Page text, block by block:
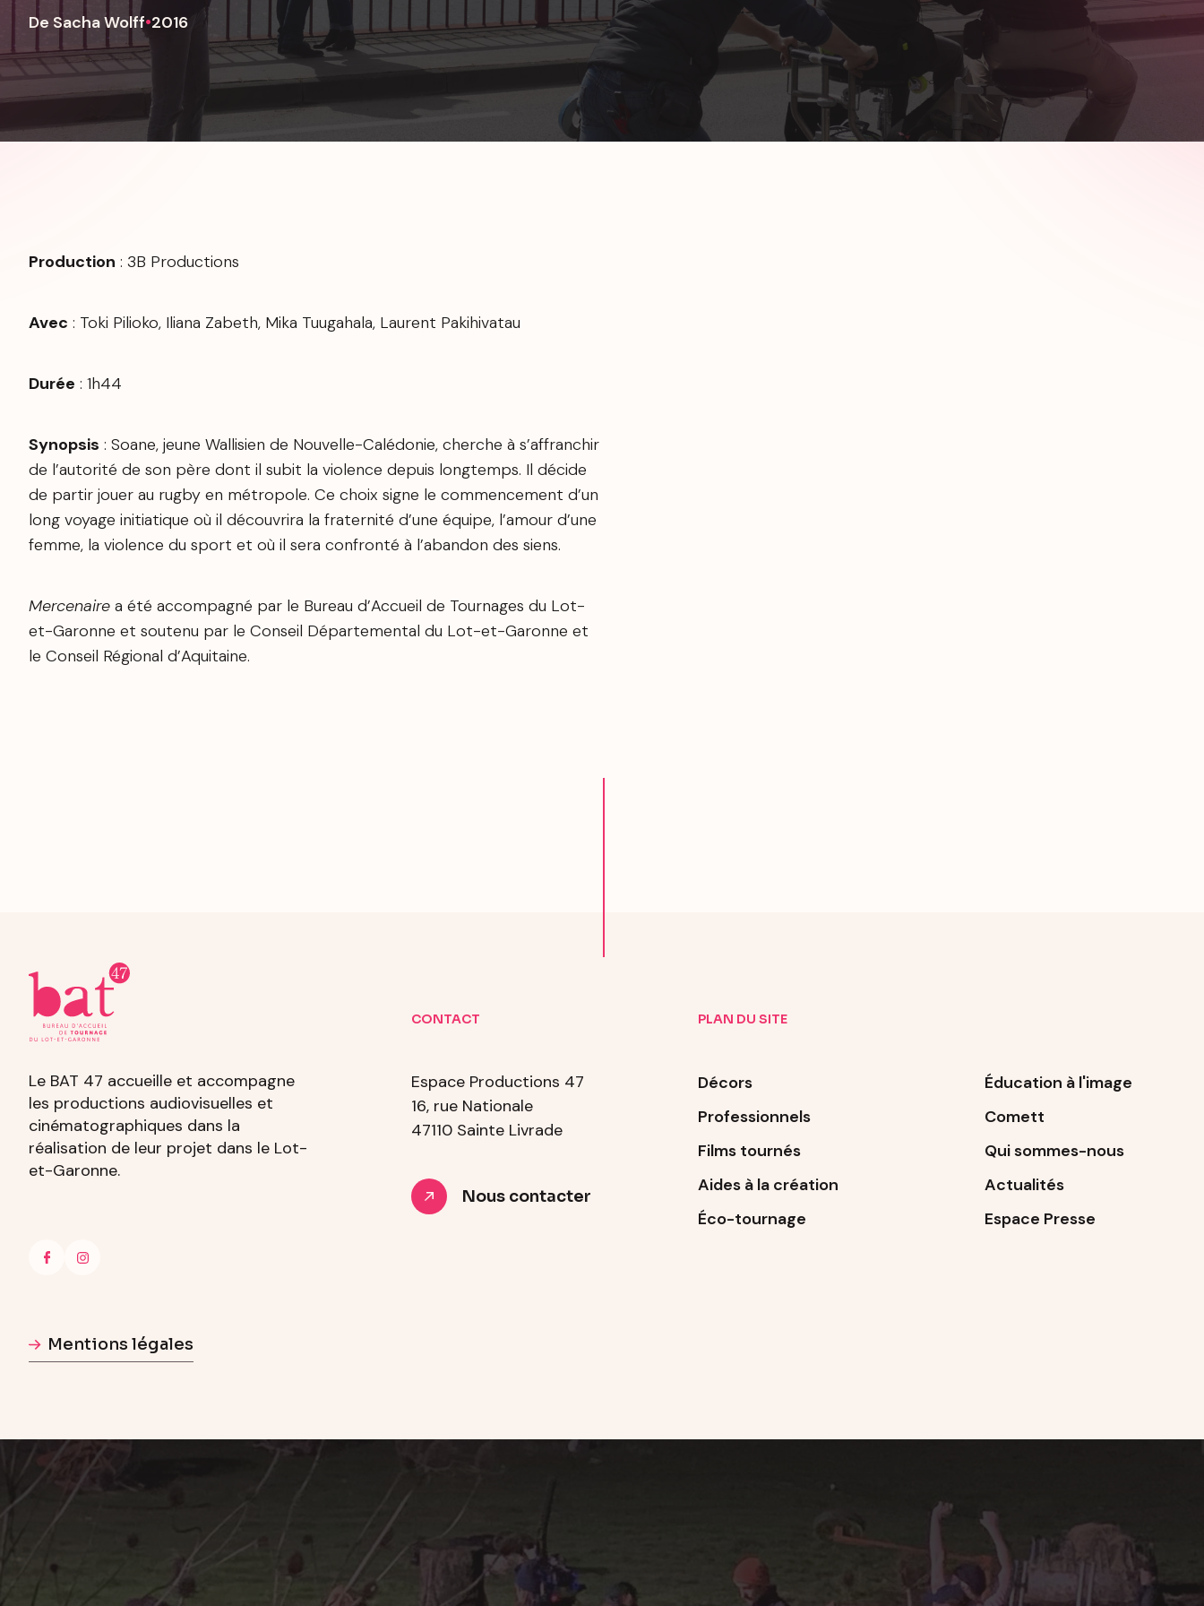
De Sacha Wolff•2016
Production : 3B Productions
Avec : Toki Pilioko, Iliana Zabeth, Mika Tuugahala, Laurent Pakihivatau
Durée : 1h44
Synopsis : Soane, jeune Wallisien de Nouvelle-Calédonie, cherche à s’affranchir
de l’autorité de son père dont il subit la violence depuis longtemps. Il décide
de partir jouer au rugby en métropole. Ce choix signe le commencement d’un
long voyage initiatique où il découvrira la fraternité d’une équipe, l’amour d’une
femme, la violence du sport et où il sera confronté à l’abandon des siens.
Mercenaire a été accompagné par le Bureau d’Accueil de Tournages du Lot-
et-Garonne et soutenu par le Conseil Départemental du Lot-et-Garonne et
le Conseil Régional d’Aquitaine.
Le BAT 47 accueille et accompagne
les productions audiovisuelles et
cinématographiques dans la
réalisation de leur projet dans le Lot-
et-Garonne.
Mentions légales
CONTACT
Espace Productions 47
16, rue Nationale
47110 Sainte Livrade
Nous contacter
PLAN DU SITE
Décors
Professionnels
Films tournés
Aides à la création
Éco-tournage
Éducation à l'image
Comett
Qui sommes-nous
Actualités
Espace Presse